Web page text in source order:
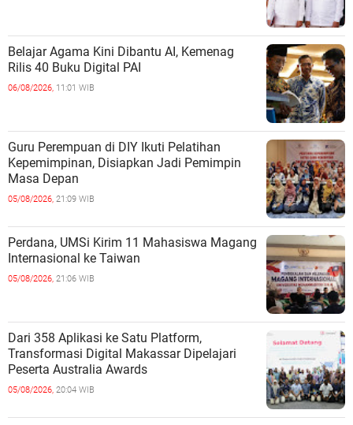
Belajar Agama Kini Dibantu AI, Kemenag
Rilis 40 Buku Digital PAI
06/08/2026, 11:01 WIB
Guru Perempuan di DIY Ikuti Pelatihan
Kepemimpinan, Disiapkan Jadi Pemimpin
Masa Depan
05/08/2026, 21:09 WIB
Perdana, UMSi Kirim 11 Mahasiswa Magang
Internasional ke Taiwan
05/08/2026, 21:06 WIB
Dari 358 Aplikasi ke Satu Platform,
Transformasi Digital Makassar Dipelajari
Peserta Australia Awards
05/08/2026, 20:04 WIB